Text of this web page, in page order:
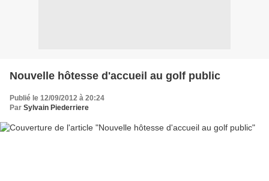
Nouvelle hôtesse d'accueil au golf public
Publié le 12/09/2012 à 20:24
Par Sylvain Piederriere